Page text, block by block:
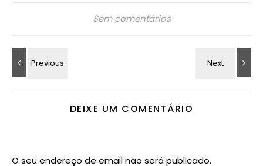
Sem comentários
DEIXE UM COMENTÁRIO
O seu endereço de email não será publicado.